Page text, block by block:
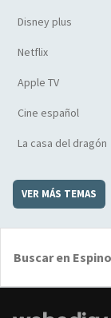
Disney plus
Netflix
Apple TV
Cine español
La casa del dragón
VER MÁS TEMAS